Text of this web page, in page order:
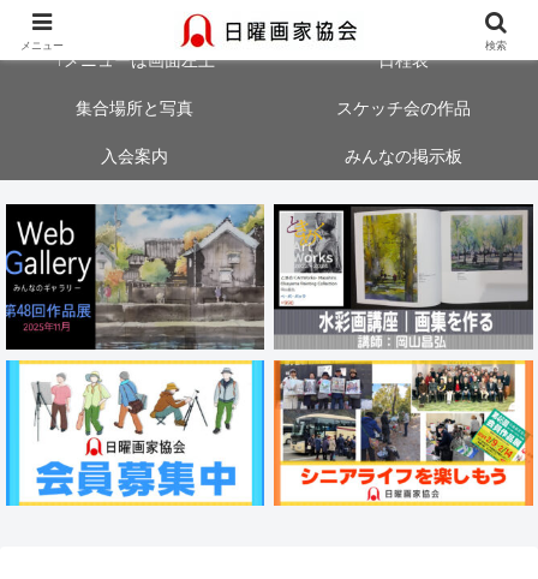
大阪・神戸・奈良・京都でスケッチ会を開催中！気軽にご参加ください
↑メニューは画面左上 日程表
集合場所と写真 スケッチ会の作品
入会案内 みんなの掲示板
メニュー 検索